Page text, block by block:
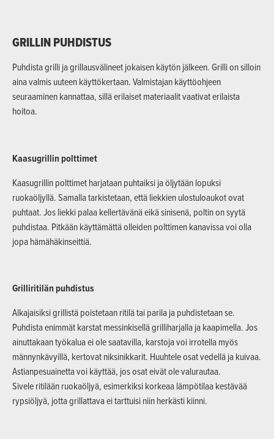
GRILLIN PUHDISTUS
Puhdista grilli ja grillausvälineet jokaisen käytön jälkeen. Grilli on silloin
aina valmis uuteen käyttökertaan. Valmistajan käyttöohjeen
seuraaminen kannattaa, sillä erilaiset materiaalit vaativat erilaista
hoitoa.
Kaasugrillin polttimet
Kaasugrillin polttimet harjataan puhtaiksi ja öljytään lopuksi
ruokaöljyllä. Samalla tarkistetaan, että liekkien ulostuloaukot ovat
puhtaat. Jos liekki palaa kellertävänä eikä sinisenä, poltin on syytä
puhdistaa. Pitkään käyttämättä olleiden polttimen kanavissa voi olla
jopa hämähäkinseittiä.
Grilliritilän puhdistus
Alkajaisiksi grillistä poistetaan ritilä tai parila ja puhdistetaan se.
Puhdista enimmät karstat messinkisellä grilliharjalla ja kaapimella. Jos
ainuttakaan työkalua ei ole saatavilla, karstoja voi irrotella myös
männynkävyillä, kertovat niksinikkarit. Huuhtele osat vedellä ja kuivaa.
Astianpesuainetta voi käyttää, jos osat eivät ole valurautaa.
Sivele ritilään ruokaöljyä, esimerkiksi korkeaa lämpötilaa kestävää
rypsiöljyä, jotta grillattava ei tarttuisi niin herkästi kiinni.